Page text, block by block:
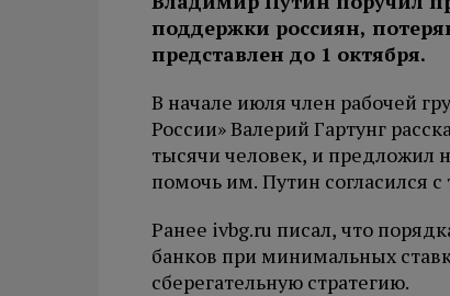
поддержки россиян,
представлен до 1 октября.
В начале июля член рабочей
России» Валерий Гартунг
тысячи человек, и предложил
помочь им. Путин согласился с
Ранее ivbg.ru писал, что
банков при минимальных
сберегательную стратегию.